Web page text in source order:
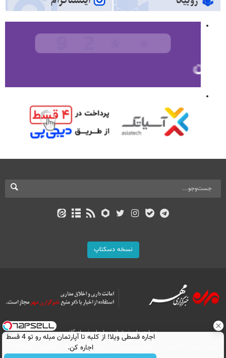
نسخه دسکتاپ
درباره ما تماس با ما
بازرگانی
All Content by Mehr News Agency is licensed under a Creative Commons
اجاره‌ قسطی ویلا! از کلبه تا آپارتمان مبله رو تو 4 قسط
اجاره کن.